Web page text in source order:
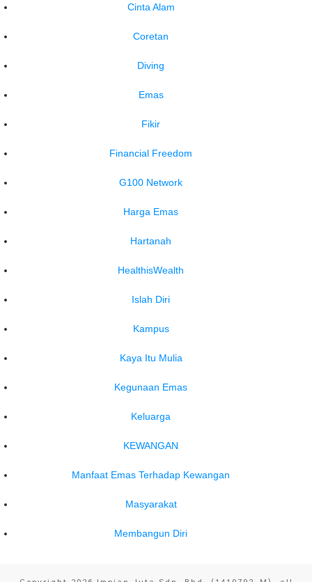
Cinta Alam
Coretan
Diving
Emas
Fikir
Financial Freedom
G100 Network
Harga Emas
Hartanah
HealthisWealth
Islah Diri
Kampus
Kaya Itu Mulia
Kegunaan Emas
Keluarga
KEWANGAN
Manfaat Emas Terhadap Kewangan
Masyarakat
Membangun Diri